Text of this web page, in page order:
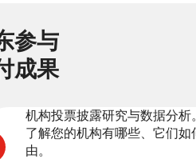
参与
成果
机构投票披露研究与数据分
了解您的机构有哪些、它们
由。